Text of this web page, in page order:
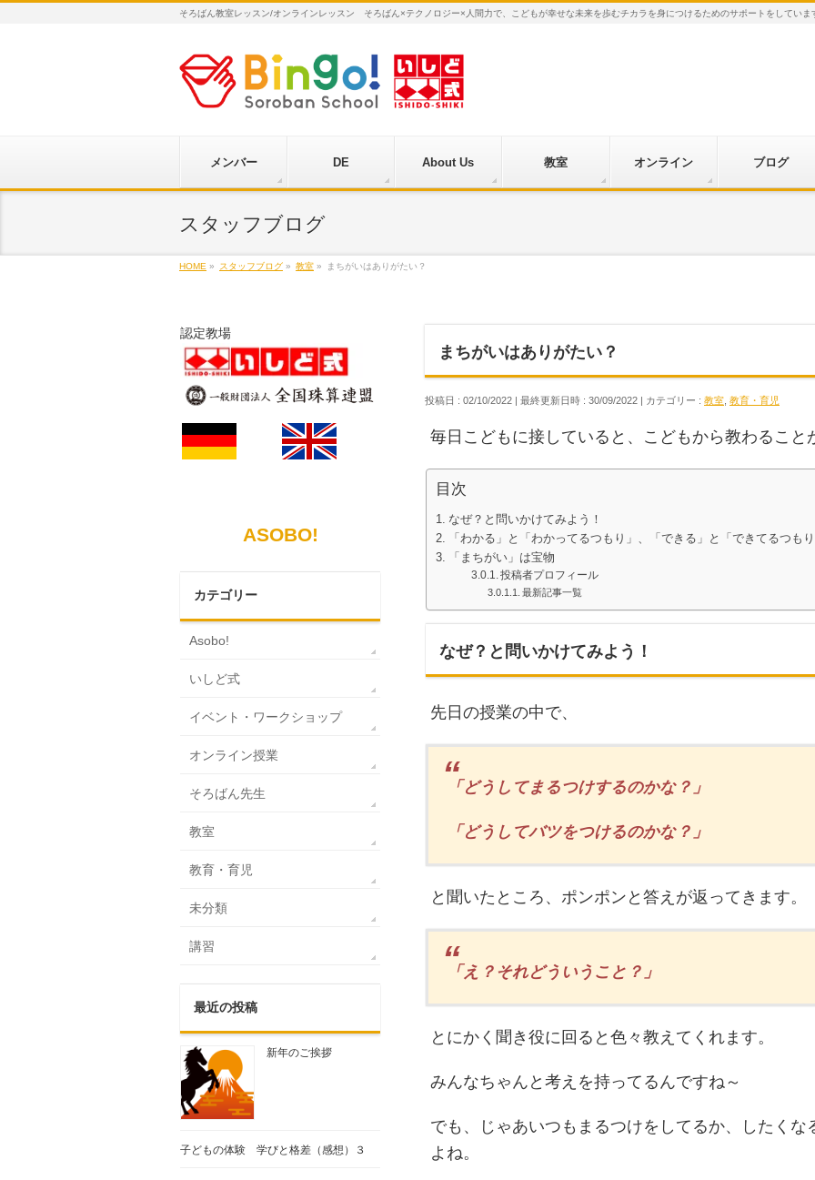
そろばん教室レッスン/オンラインレッスン そろばん×テクノロジー×人間力で、こどもが幸せな未来を歩むチカラを身につけるためのサポートをしていま
メンバー DE About Us 教室 オンライン ブログ
スタッフブログ
HOME » スタッフブログ » 教室 » まちがいはありがたい？
まちがいはありがたい？
投稿日 : 02/10/2022 最終更新日時 : 30/09/2022 カテゴリー : 教室 教育・育児
毎日こどもに接していると、こどもから教わること
目次
なぜ？と問いかけてみよう！
「わかる」と「わかってるつもり」、「できる」と「できてるつも
「まちがい」は宝物
投稿者プロフィール
最新記事一覧
なぜ？と問いかけてみよう！
先日の授業の中で、
「どうしてまるつけするのかな？」
「どうしてバツをつけるのかな？」
と聞いたところ、ポンポンと答えが返ってきます。
「え？それどういうこと？」
とにかく聞き役に回ると色々教えてくれます。
みんなちゃんと考えを持ってるんですね～
でも、じゃあいつもまるつけをしてるか、したく
よね。
認定教場
ASOBO!
カテゴリー
Asobo!
いしど式
イベント・ワークショップ
オンライン授業
そろばん先生
教室
教育・育児
未分類
講習
最近の投稿
新年のご挨拶
子どもの体験 学びと格差（感想）３